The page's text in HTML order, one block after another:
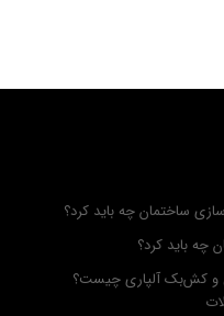
ساختمان چه باید کرد؟
چه باید کرد؟
و کش‌بک آلپاری چیست؟